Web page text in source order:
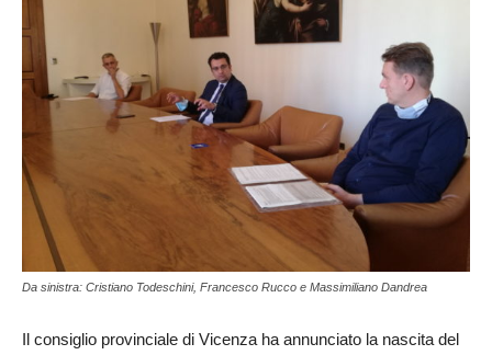
Da sinistra: Cristiano Todeschini, Francesco Rucco e Massimiliano Dandrea
Il consiglio provinciale di Vicenza ha annunciato la nascita del